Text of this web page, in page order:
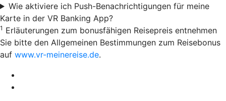
Wie aktiviere ich Push-Benachrichtigungen für meine
Karte in der VR Banking App?
1 Erläuterungen zum bonusfähigen Reisepreis entnehmen
Sie bitte den Allgemeinen Bestimmungen zum Reisebonus
auf www.vr-meinereise.de.